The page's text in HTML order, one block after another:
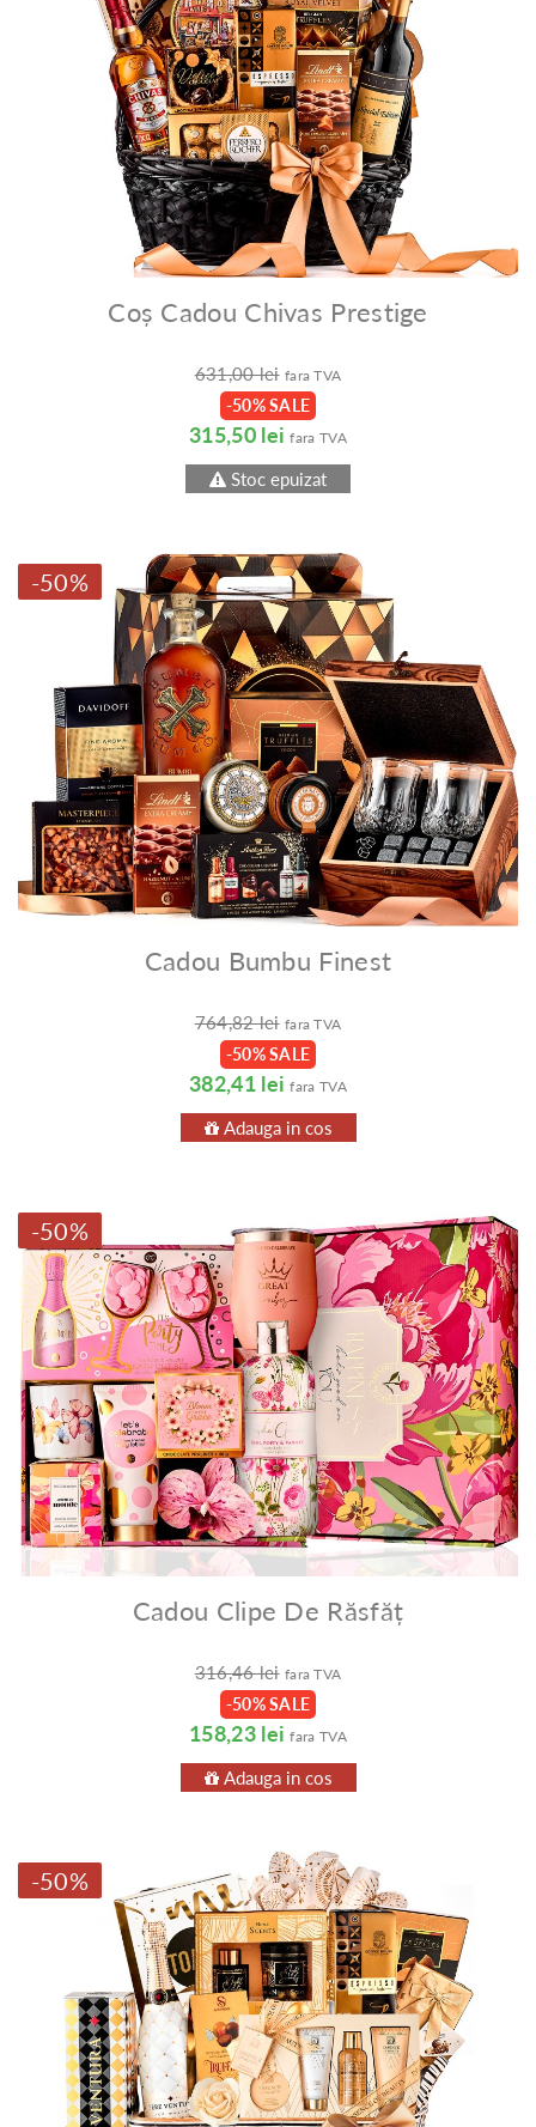
Coș Cadou Chivas Prestige
631,00 lei fara TVA
-50% SALE
315,50 lei fara TVA
Stoc epuizat
-50%
Cadou Bumbu Finest
764,82 lei fara TVA
-50% SALE
382,41 lei fara TVA
Adauga in cos
-50%
Cadou Clipe De Răsfăț
316,46 lei fara TVA
-50% SALE
158,23 lei fara TVA
Adauga in cos
-50%